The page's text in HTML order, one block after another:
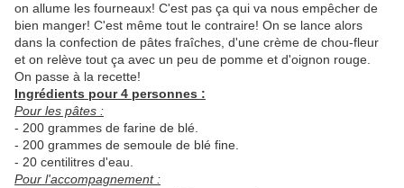
on allume les fourneaux! C'est pas ça qui va nous empêcher de
bien manger! C'est même tout le contraire! On se lance alors
dans la confection de pâtes fraîches, d'une crème de chou-fleur
et on relève tout ça avec un peu de pomme et d'oignon rouge.
On passe à la recette!
Ingrédients pour 4 personnes :
Pour les pâtes :
- 200 grammes de farine de blé.
- 200 grammes de semoule de blé fine.
- 20 centilitres d'eau.
Pour l'accompagnement :